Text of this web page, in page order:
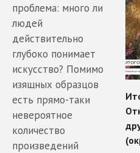
проблема: много ли
людей
действительно
глубоко понимает
искусство? Помимо
изящных образцов
есть прямо-таки
невероятное
количество
произведений